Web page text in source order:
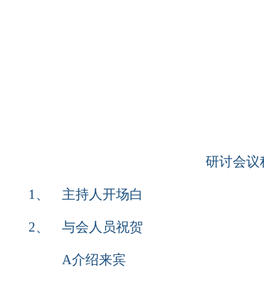
研讨会议
1、 主持人开场白
2、 与会人员祝贺
A介绍来宾